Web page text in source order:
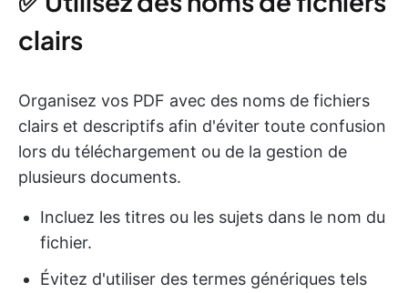
clairs
Organisez vos PDF avec des noms de fichiers
clairs et descriptifs afin d'éviter toute confusion
lors du téléchargement ou de la gestion de
plusieurs documents.
Incluez les titres ou les sujets dans le nom du
fichier.
Évitez d'utiliser des termes génériques tels